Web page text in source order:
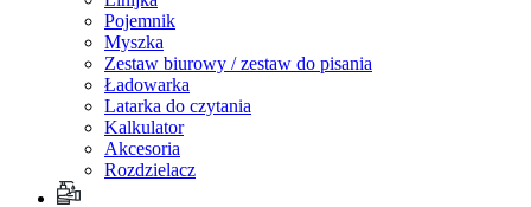
Pojemnik
Myszka
Zestaw biurowy / zestaw do pisania
Ładowarka
Latarka do czytania
Kalkulator
Akcesoria
Rozdzielacz